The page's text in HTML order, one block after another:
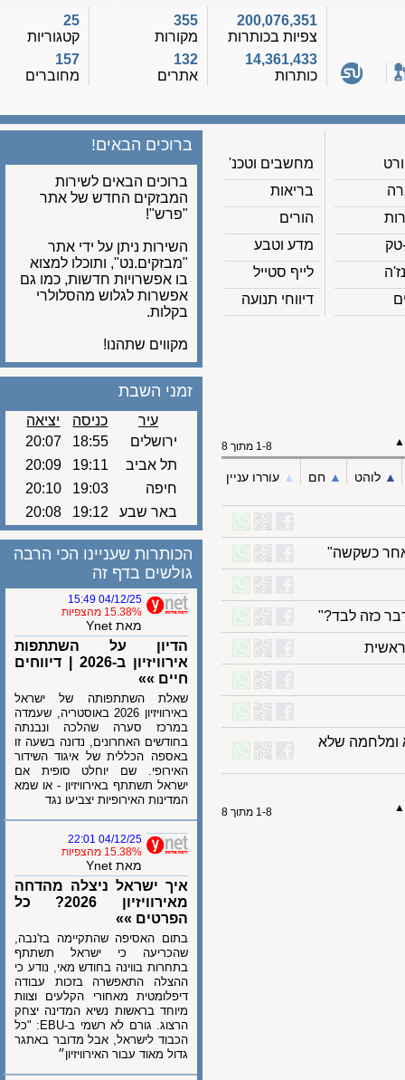
200,076,351
צפיות בכותרות
14,361,433
כותרות
355
מקורות
132
אתרים
קטגוריות
157
מחוברים
מחשבים וטכנ'
בריאות
הורים
מדע וטבע
לייף סטייל
דיווחי תנועה
ברוכים הבאים!
ברוכים הבאים לשירות
המבזקים החדש של אתר
"פרש"!
השירות ניתן על ידי אתר
"מבזקים.נט", ותוכלו למצוא
בו אפשרויות חדשות, כמו גם
אפשרות לגלוש מהסלולרי
בקלות.
מקווים שתהנו!
לוהט ▲︎ חם ▲︎ עוררו עניין
כשקשה"
כזה לבד?"
שלא
זמני השבת
עיר כניסה
יציאה
ירושלים
18:55
20:07
תל אביב
19:11
20:09
חיפה
19:03
20:10
באר שבע
19:12
20:08
הכותרות שעניינו הכי הרבה
גולשים בדף זה
04/12/25 15:49
15.38% מהצפיות
מאת Ynet
הדיון על השתתפות
אירוויזיון ב-2026 | דיווחים
חיים »»
שאלת השתתפותה של ישראל
באירוויזיון 2026 באוסטריה, שעמדה
במרכז סערה שהלכה ונבנתה
בחודשים האחרונים, נדונה בשעה זו
באספה הכללית של איגוד השידור
האירופי. שם יוחלט סופית אם
ישראל תשתתף באירוויזיון - או שמא
המדינות האירופיות יצביעו נגד
04/12/25 22:01
15.38% מהצפיות
מאת Ynet
איך ישראל ניצלה מהדחה
מאירוויזיון 2026? כל
הפרטים »»
בתום האסיפה שהתקיימה בז'נבה,
שהכריעה כי ישראל תשתתף
בתחרות בווינה בחודש מאי, נודע כי
ההצלה התאפשרה בזכות עבודה
דיפלומטית מאחורי הקלעים וצוות
מיוחד בראשות נשיא המדינה יצחק
הרצוג. גורם לא רשמי ב-EBU: "כל
הכבוד לישראל, אבל מדובר באתגר
גדול מאוד עבור האירוויזיון״